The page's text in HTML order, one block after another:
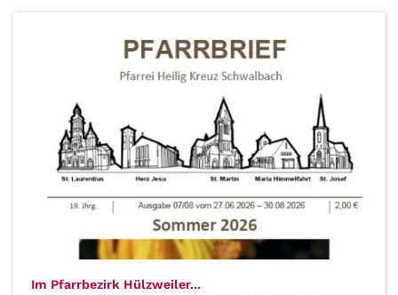
Im Pfarrbezirk Hülzweiler...: